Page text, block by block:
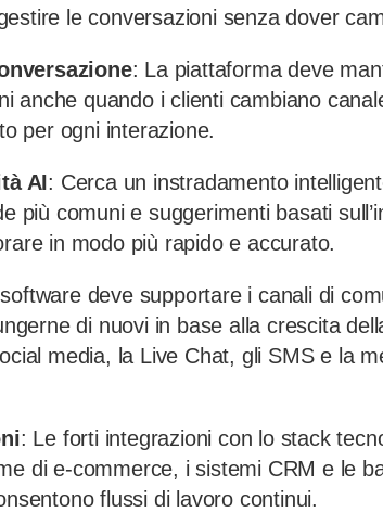
le conversazioni senza dover
: La piattaforma deve
anche quando i clienti cambiano
per ogni interazione.
AI: Cerca un instradamento
più comuni e suggerimenti basati
in modo più rapido e accurato.
deve supportare i canali di
di nuovi in base alla crescita
media, la Live Chat, gli SMS e la
: Le forti integrazioni con lo stack
di e-commerce, i sistemi CRM e le
flussi di lavoro continui.